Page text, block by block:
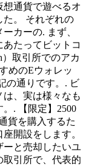
想通貨で遊べるオ
た。 それぞれの
カーの. まず、
たってビットコ
取引所でのアカ
めのEウォレッ
の通りです。. ビ
、実は様々なも
. 【限定】2500
貨を購入するた
開設をします。
ーと売却したいユ
取引所で、代表的